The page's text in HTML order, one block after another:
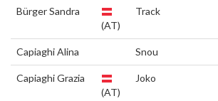
Bürger Sandra
(AT)
Track
Capiaghi Alina Snou
Capiaghi Grazia
(AT)
Joko